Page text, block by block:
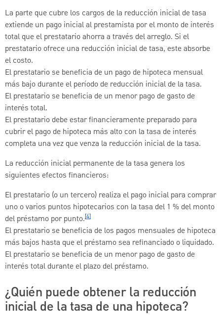
La parte que cubre los cargos de la reducción inicial de tasa
extiende un pago inicial al prestamista por el monto de interés
total que el prestatario ahorra a través del arreglo. Si el
prestatario ofrece una reducción inicial de tasa, este absorbe
el costo.
El prestatario se beneficia de un pago de hipoteca mensual
más bajo durante el período de reducción inicial de la tasa.
El prestatario se beneficia de un menor pago de gasto de
interés total.
El prestatario debe estar financieramente preparado para
cubrir el pago de hipoteca más alto con la tasa de interés
completa una vez que venza la reducción inicial de la tasa.
La reducción inicial permanente de la tasa genera los
siguientes efectos financieros:
El prestatario (o un tercero) realiza el pago inicial para comprar
uno o varios puntos hipotecarios con la tasa del 1 % del monto
del préstamo por punto.[4]
El prestatario se beneficia de los pagos mensuales de hipoteca
más bajos hasta que el préstamo sea refinanciado o liquidado.
El prestatario se beneficia de un menor pago de gasto de
interés total durante el plazo del préstamo.
¿Quién puede obtener la reducción
inicial de la tasa de una hipoteca?